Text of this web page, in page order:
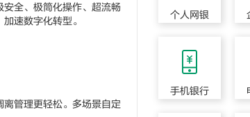
全、极筒化操作、超流畅
速数字化转型。
管理更轻松。多场景自定
个人网银
手机银行